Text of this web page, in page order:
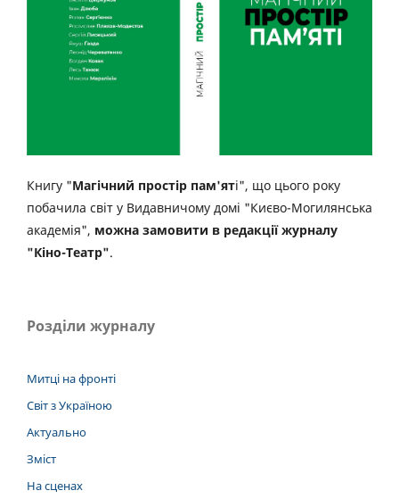
Книгу "Магічний простір пам'яті", що цього року
побачила світ у Видавничому домі "Києво-Могилянська
академія", можна замовити в редакції журналу
"Кіно-Театр".
Розділи журналу
Митці на фронті
Світ з Україною
Актуально
Зміст
На сценах